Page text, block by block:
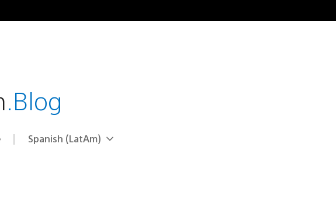
.Blog
Elige
Región
Spanish (LatAm)